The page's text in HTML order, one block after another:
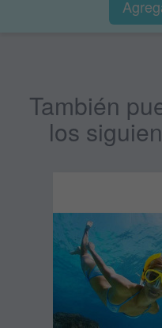
También
los